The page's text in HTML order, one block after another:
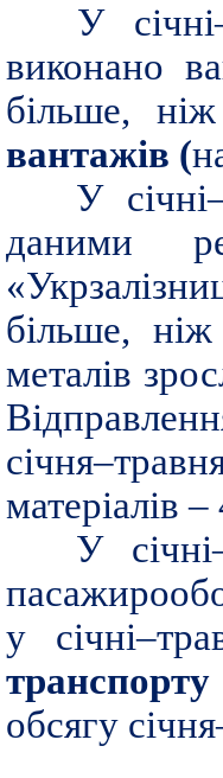
У
виконано
більше,
вантажів (
У
даними
більше,
металів
матеріалів
У
у
транспорту
обсягу